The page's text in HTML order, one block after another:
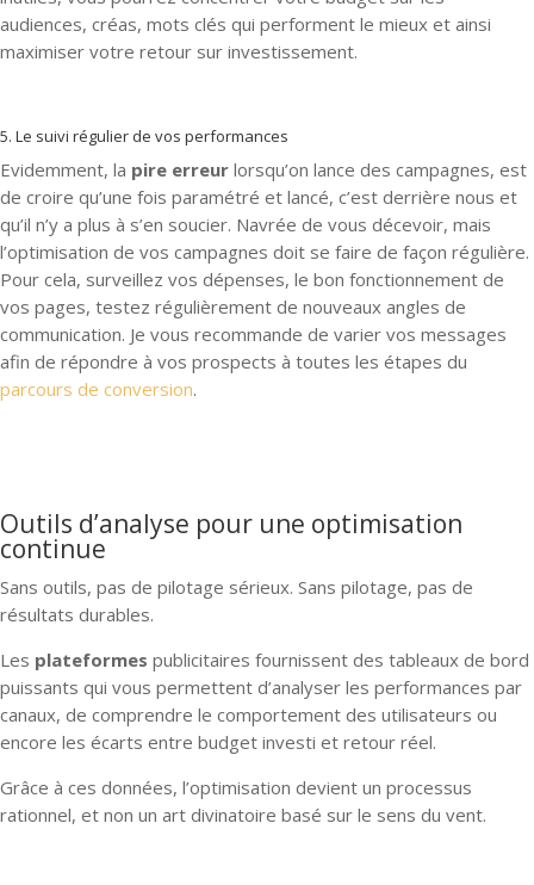
audiences, créas, mots clés qui performent le mieux et ainsi
maximiser votre retour sur investissement.
5. Le suivi régulier de vos performances
Evidemment, la pire erreur lorsqu’on lance des campagnes, est
de croire qu’une fois paramétré et lancé, c’est derrière nous et
qu’il n’y a plus à s’en soucier. Navrée de vous décevoir, mais
l’optimisation de vos campagnes doit se faire de façon régulière.
Pour cela, surveillez vos dépenses, le bon fonctionnement de
vos pages, testez régulièrement de nouveaux angles de
communication. Je vous recommande de varier vos messages
afin de répondre à vos prospects à toutes les étapes du
parcours de conversion.
Outils d’analyse pour une optimisation
continue
Sans outils, pas de pilotage sérieux. Sans pilotage, pas de
résultats durables.
Les plateformes publicitaires fournissent des tableaux de bord
puissants qui vous permettent d’analyser les performances par
canaux, de comprendre le comportement des utilisateurs ou
encore les écarts entre budget investi et retour réel.
Grâce à ces données, l’optimisation devient un processus
rationnel, et non un art divinatoire basé sur le sens du vent.